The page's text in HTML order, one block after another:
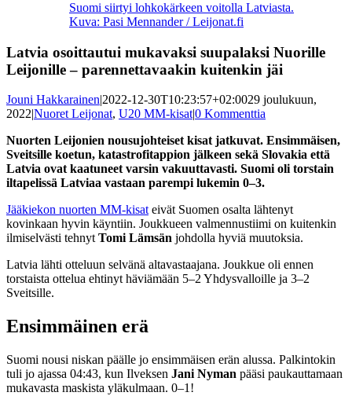
Suomi siirtyi lohkokärkeen voitolla Latviasta.
Kuva: Pasi Mennander / Leijonat.fi
Latvia osoittautui mukavaksi suupalaksi Nuorille
Leijonille – parennettavaakin kuitenkin jäi
Jouni Hakkarainen|2022-12-30T10:23:57+02:0029 joulukuun,
2022|Nuoret Leijonat, U20 MM-kisat|0 Kommenttia
Nuorten Leijonien nousujohteiset kisat jatkuvat. Ensimmäisen,
Sveitsille koetun, katastrofitappion jälkeen sekä Slovakia että
Latvia ovat kaatuneet varsin vakuuttavasti. Suomi oli torstain
iltapelissä Latviaa vastaan parempi lukemin 0–3.
Jääkiekon nuorten MM-kisateivät Suomen osalta lähtenyt
kovinkaan hyvin käyntiin. Joukkueen valmennustiimi on kuitenkin
ilmiselvästi tehnytTomi Lämsän johdolla hyviä muutoksia.
Latvia lähti otteluun selvänä altavastaajana. Joukkue oli ennen
torstaista ottelua ehtinyt häviämään 5–2 Yhdysvalloille ja 3–2
Sveitsille.
Ensimmäinen erä
Suomi nousi niskan päälle jo ensimmäisen erän alussa. Palkintokin
tuli jo ajassa 04:43, kun Ilveksen Jani Nyman pääsi paukauttamaan
mukavasta maskista yläkulmaan. 0–1!